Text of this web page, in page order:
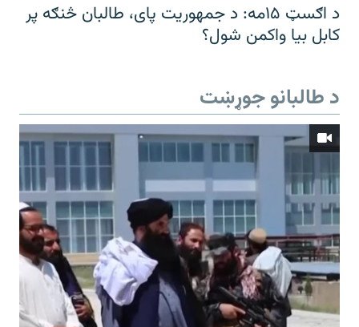
د اګسټ ۱۵مه: د جمهوریت پای، طالبان څنګه پر
کابل بیا واکمن شول؟
د طالبانو جوړښت